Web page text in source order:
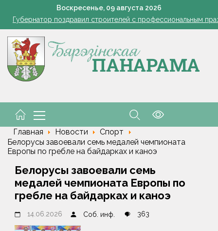
Воскресенье, 09 августа 2026
а розацеа обострилась? Врач объяснила, почему
Губернатор поздравил строителей с профессиональным
Огород без простоев: превращаем чесночную грядку в
жара ушла, но лето не спешит прощаться. Рябов рассказал о
а розацеа обострилась? Врач объяснила, почему
Главная Новости
Спорт
Белорусы завоевали семь медалей чемпионата
Европы по гребле на байдарках и каноэ
Белорусы завоевали семь
медалей чемпионата Европы по
гребле на байдарках и каноэ
14.06.2026 Соб. инф. 363